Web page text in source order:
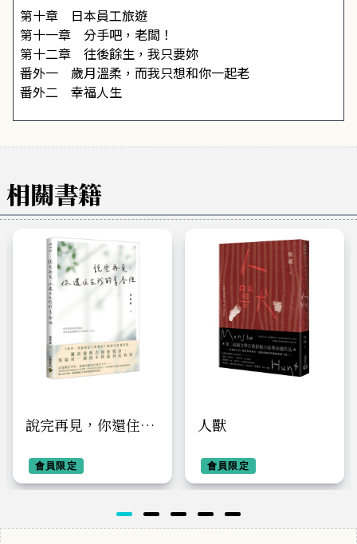
第十章 日本員工旅遊
第十一章 分手吧，老闆！
第十二章 往後餘生，我只要妳
番外一 歲月溫柔，而我只想和你一起老
番外二 幸福人生
相關書籍
說完再見，你還住在
會員限定
人獸
會員限定